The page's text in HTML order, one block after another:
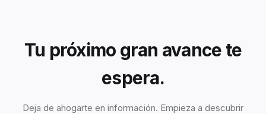
Tu próximo gran avance te
espera.
Deja de ahogarte en información. Empieza a descubrir